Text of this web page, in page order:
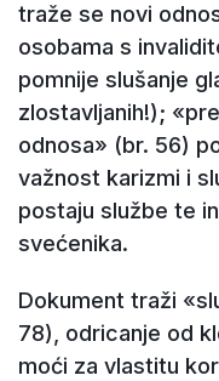
traže se novi
osobama s
pomnije slušanje
zlostavljanih!);
odnosa» (br. 56)
važnost karizmi i
postaju službe te
svećenika.
Dokument traži
78), odricanje od
moći za vlastitu